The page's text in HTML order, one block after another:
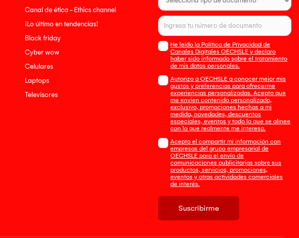
Canal de ética - Ethics channel
¡Lo último en tendencias!
Black friday
Cyber wow
Celulares
Laptops
Televisores
He leído la Política de Privacidad de
Canales Digitales OECHSLE y declaro
haber sido informado sobre el tratamiento
de mis datos personales.
Autorizo a OECHSLE a conocer mejor mis
gustos y preferencias para ofrecerme
experiencias personalizadas. Acepto que
me envien contenido personalizado,
exclusivo, promociones hechas a mi
medida, novedades, descuentos
especiales, eventos y todo lo que se alinee
con lo que realmente me interesa.
Acepto el compartir mi información con
empresas del grupo empresarial de
OECHSLE para el envío de
comunicaciones publicitarias sobre sus
productos, servicios, promociones,
eventos y otras actividades comerciales
de interés.
Suscribirme